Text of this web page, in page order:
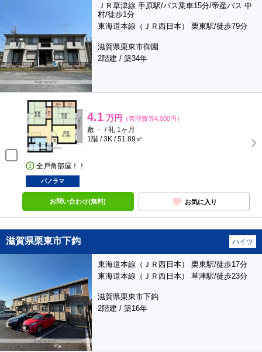
ＪＲ草津線 手原駅/バス乗車15分/帝産バス 中
村/徒歩1分
東海道本線（ＪＲ西日本） 栗東駅/徒歩79分
滋賀県栗東市御園
2階建 / 築34年
4.1 万円 （管理費等4,000円）
敷 － / 礼 1ヶ月
1階 / 3K / 51.89㎡
全戸角部屋！！
パノラマ
お問い合わせ(無料) お気に入り
滋賀県栗東市下鈎 ハイツ
東海道本線（ＪＲ西日本） 栗東駅/徒歩17分
東海道本線（ＪＲ西日本） 草津駅/徒歩23分
滋賀県栗東市下鈎
2階建 / 築16年